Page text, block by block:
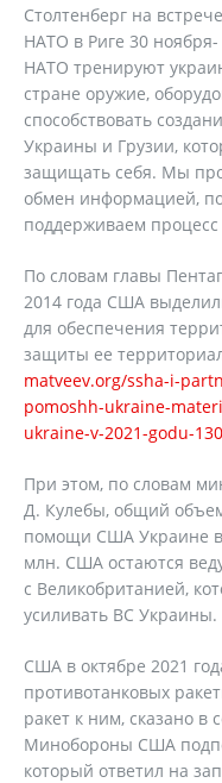
Столтенберг на
НАТО в Риге 30
НАТО тренируют
стране оружие,
способствовать
Украины и Грузии,
защищать себя. Мы
обмен информацией,
поддерживаем процесс
По словам главы
2014 года США
для обеспечения
защиты ее
matveev.org/ssha-i-
pomoshh-ukraine-
ukraine-v-2021-godu-
При этом, по словам
Д. Кулебы, общий
помощи США Украине в
млн. США остаются
с Великобританией,
усиливать ВС Украины.
США в октябре 2021
противотанковых
ракет к ним, сказано в
Минобороны США
который ответил на